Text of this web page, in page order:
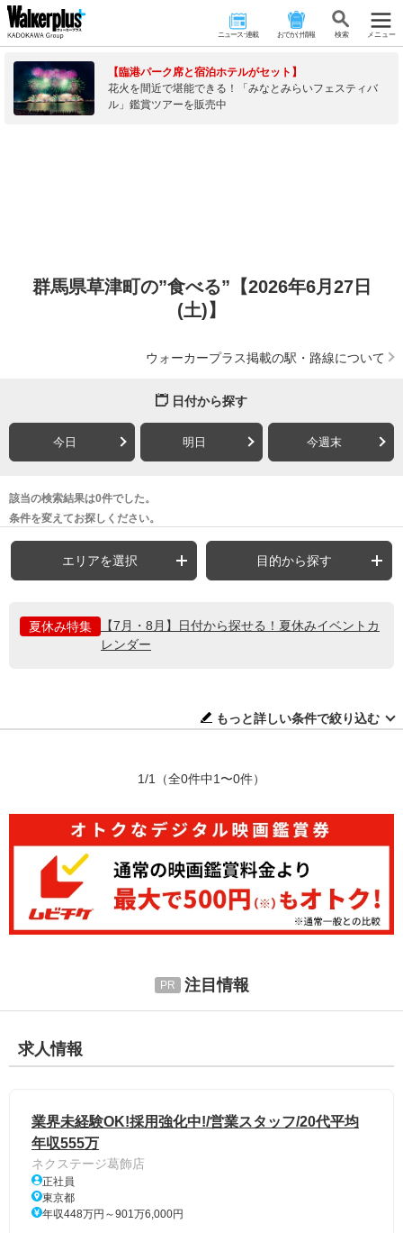
ニュース･連載 おでかけ情報 検 索 メニュー
【臨港パーク席と宿泊ホテルがセット】
花火を間近で堪能できる！「みなとみらいフェスティバ
ル」鑑賞ツアーを販売中
群馬県草津町の”食べる”【2026年6月27日
(土)】
ウォーカープラス掲載の駅・路線について
日付から探す
今日 明日 今週末
該当の検索結果は0件でした。
条件を変えてお探しください。
エリアを選択 目的から探す
夏休み特集
【7月・8月】日付から探せる！夏休みイベントカ
レンダー
もっと詳しい条件で絞り込む
1/1 （全0件中1〜0件）
注目情報
求人情報
業界未経験OK!採用強化中!/営業スタッフ/20代平均
年収555万
ネクステージ葛飾店
正社員
東京都
年収448万円～901万6,000円